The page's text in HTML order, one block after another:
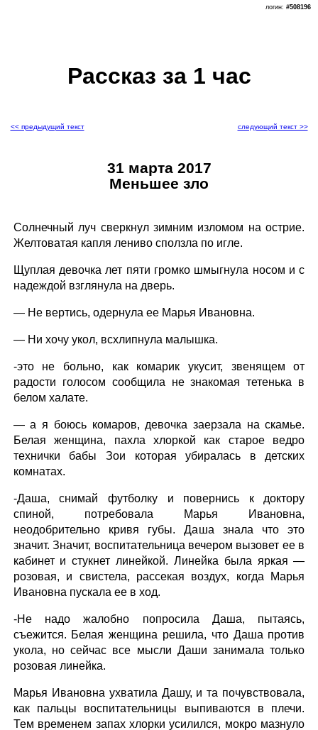
Рассказ за 1 час
логин: #508196
<< предыдущий текст следующий текст >>
31 марта 2017
Меньшее зло
Солнечный луч сверкнул зимним изломом на острие.
Желтоватая капля лениво сползла по игле.
Щуплая девочка лет пяти громко шмыгнула носом и с
надеждой взглянула на дверь.
— Не вертись, одернула ее Марья Ивановна.
— Ни хочу укол, всхлипнула малышка.
-это не больно, как комарик укусит, звенящем от
радости голосом сообщила не знакомая тетенька в
белом халате.
— а я боюсь комаров, девочка заерзала на скамье.
Белая женщина, пахла хлоркой как старое ведро
технички бабы Зои которая убиралась в детских
комнатах.
-Даша, снимай футболку и повернись к доктору
спиной, потребовала Марья Ивановна,
неодобрительно кривя губы. Даша знала что это
значит. Значит, воспитательница вечером вызовет ее в
кабинет и стукнет линейкой. Линейка была яркая —
розовая, и свистела, рассекая воздух, когда Марья
Ивановна пускала ее в ход.
-Не надо жалобно попросила Даша, пытаясь,
съежится. Белая женщина решила, что Даша против
укола, но сейчас все мысли Даши занимала только
розовая линейка.
Марья Ивановна ухватила Дашу, и та почувствовала,
как пальцы воспитательницы выпиваются в плечи.
Тем временем запах хлорки усилился, мокро мазнуло